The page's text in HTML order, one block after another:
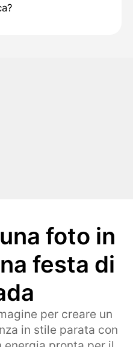
foto in
festa di
per creare un
in stile parata con